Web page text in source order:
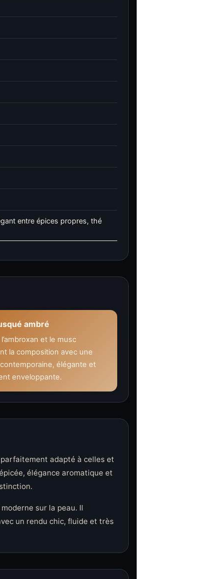
entre épices propres, thé
ambré
et le musc
la composition avec une
élégante et
enveloppante.
adapté à celles et
élégance aromatique et
sur la peau. Il
un rendu chic, fluide et très